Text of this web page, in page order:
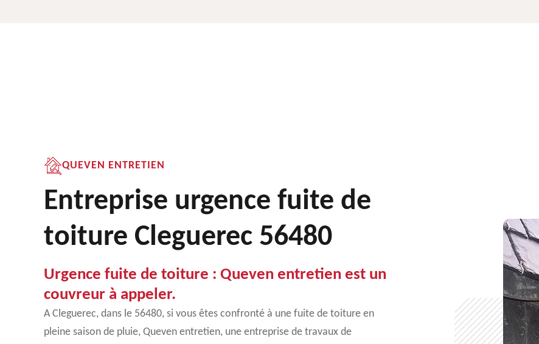
QUEVEN ENTRETIEN
Entreprise urgence fuite de
toiture Cleguerec 56480
Urgence fuite de toiture : Queven entretien est un
couvreur à appeler.
A Cleguerec, dans le 56480, si vous êtes confronté à une fuite de toiture en
pleine saison de pluie, Queven entretien, une entreprise de travaux de